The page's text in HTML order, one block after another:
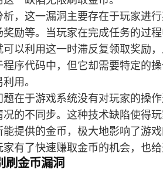
，这一漏洞主要存在于玩家进
奖励等。当玩家在完成任务的过
可以利用这一时滞反复领取奖励
序代码中，但它却需要特定的
用。
题在于游戏系统没有对玩家的操
况的不同步。这种技术缺陷使得
能提供的金币，极大地影响了游
有了快速赚取金币的机会，也
刷金币漏洞